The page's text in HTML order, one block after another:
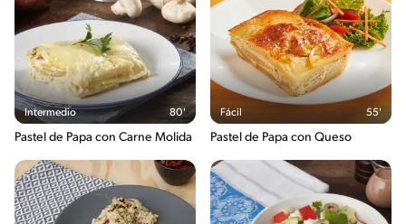
Intermedio 80'
Pastel de Papa con Carne Molida
Fácil 55'
Pastel de Papa con Queso